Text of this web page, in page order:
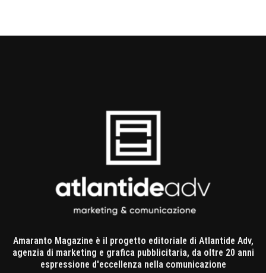
Amaranto Magazine è il progetto editoriale di Atlantide Adv,
agenzia di marketing e grafica pubblicitaria, da oltre 20 anni
espressione d'eccellenza nella comunicazione